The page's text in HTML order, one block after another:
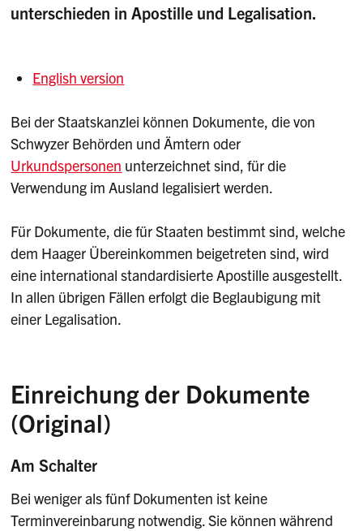
unterschieden in Apostille und Legalisation.
English version
Bei der Staatskanzlei können Dokumente, die von
Schwyzer Behörden und Ämtern oder
Urkundspersonen unterzeichnet sind, für die
Verwendung im Ausland legalisiert werden.
Für Dokumente, die für Staaten bestimmt sind, welche
dem Haager Übereinkommen beigetreten sind, wird
eine international standardisierte Apostille ausgestellt.
In allen übrigen Fällen erfolgt die Beglaubigung mit
einer Legalisation.
Einreichung der Dokumente
(Original)
Am Schalter
Bei weniger als fünf Dokumenten ist keine
Terminvereinbarung notwendig. Sie können während